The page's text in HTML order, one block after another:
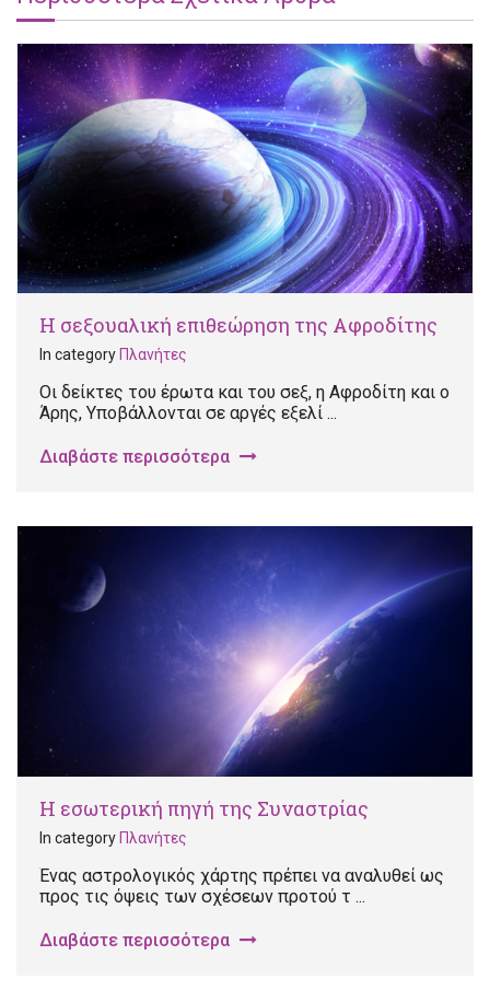
Η σεξουαλική επιθεώρηση της Αφροδίτης
In category Πλανήτες
Οι δείκτες του έρωτα και του σεξ, η Αφροδίτη και ο
Άρης, Υποβάλλονται σε αργές εξελί ...
Διαβάστε περισσότερα
Η εσωτερική πηγή της Συναστρίας
In category Πλανήτες
Ένας αστρολογικός χάρτης πρέπει να αναλυθεί ως
προς τις όψεις των σχέσεων προτού τ ...
Διαβάστε περισσότερα